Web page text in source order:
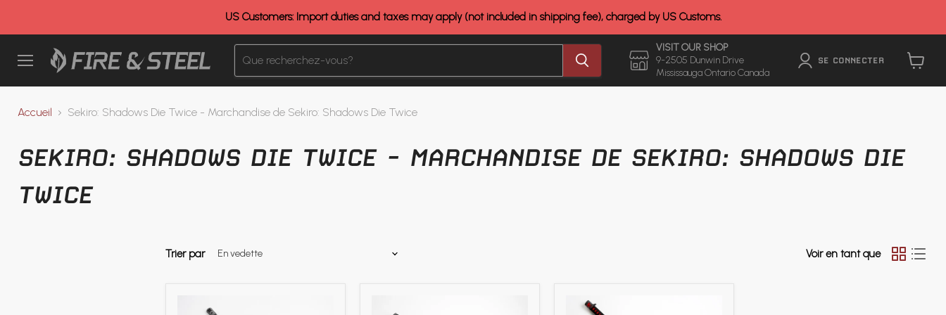
US Customers: Import duties and taxes may apply (not included in shipping fee), charged by US Customs.
VISIT OUR SHOP
9-2505 Dunwin Drive
Mississauga Ontario Canada
SE CONNECTER
le
Accueil
Sekiro: Shadows Die Twice - Marchandise de Sekiro: Shadows Die Twice
SEKIRO: SHADOWS DIE TWICE - MARCHANDISE DE SEKIRO: SHADOWS DIE
TWICE
Trier par Voir en tant que